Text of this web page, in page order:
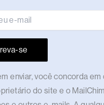
se
enviar, você concorda
do site e o